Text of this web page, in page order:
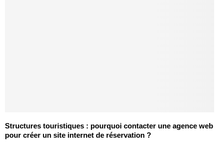
Structures touristiques : pourquoi contacter une agence web
pour créer un site internet de réservation ?